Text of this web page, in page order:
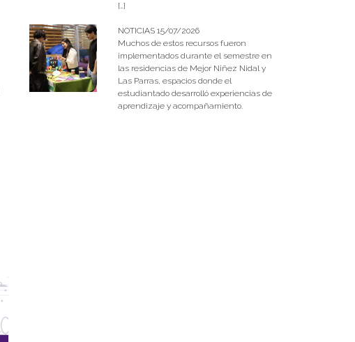
[…]
NOTICIAS 15/07/2026
Muchos de estos recursos fueron
implementados durante el semestre en
las residencias de Mejor Niñez Nidal y
Las Parras, espacios donde el
estudiantado desarrolló experiencias de
aprendizaje y acompañamiento.